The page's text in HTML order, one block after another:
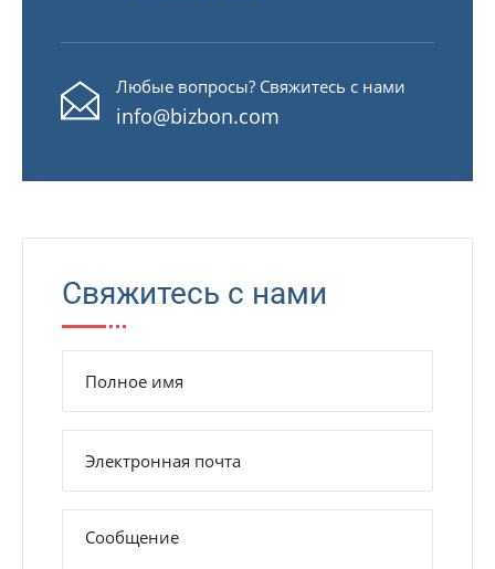
Любые вопросы? Свяжитесь с нами
info@bizbon.com
Свяжитесь с нами